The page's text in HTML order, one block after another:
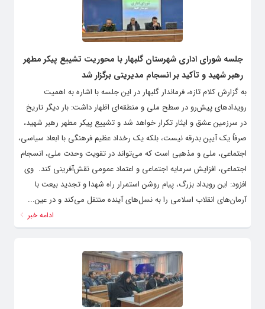
جلسه شورای اداری شهرستان گلبهار با محوریت تشییع پیکر مطهر
رهبر شهید و تأکید بر انسجام مدیریتی برگزار شد
به گزارش کلام تازه، فرماندار گلبهار در این جلسه با اشاره به اهمیت
رویدادهای پیش‌رو در سطح ملی و منطقه‌ای اظهار داشت: بار دیگر تاریخ
در سرزمین عشق و ایثار تکرار خواهد شد و تشییع پیکر مطهر رهبر شهید،
صرفاً یک آیین بدرقه نیست، بلکه یک رخداد عظیم فرهنگی با ابعاد سیاسی،
اجتماعی، ملی و مذهبی است که می‌تواند در تقویت وحدت ملی، انسجام
اجتماعی، افزایش سرمایه اجتماعی و اعتماد عمومی نقش‌آفرینی کند. ‌ وی
افزود: این رویداد بزرگ، پیام روشن استمرار راه شهدا و تجدید بیعت با
آرمان‌های انقلاب اسلامی را به نسل‌های آینده منتقل می‌کند و در عین...
ادامه خبر